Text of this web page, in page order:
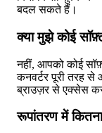
बदल सकते हैं।
क्या मुझे कोई
नहीं, आपको कोई
कनवर्टर पूरी तरह
ब्राउज़र से एक्सेस
रूपांतरण में